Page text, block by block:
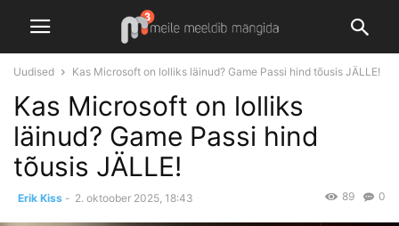
Uudised Kas Microsoft on lolliks läinud? Game Passi hind tõusis JÄLLE!
Kas Microsoft on lolliks
läinud? Game Passi hind
tõusis JÄLLE!
Erik Kiss - 2. oktoober 2025, 18:43 0
89